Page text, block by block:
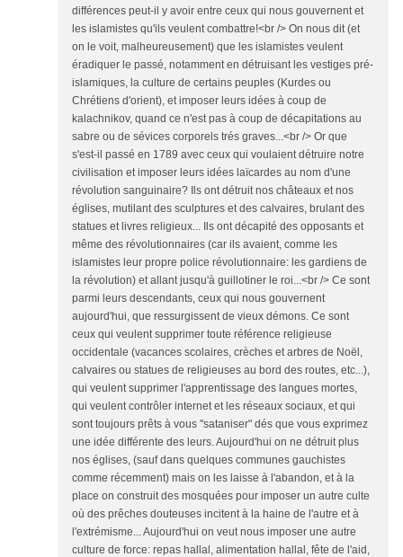
différences peut-il y avoir entre ceux qui nous gouvernent et
les islamistes qu'ils veulent combattre!<br /> On nous dit (et
on le voit, malheureusement) que les islamistes veulent
éradiquer le passé, notamment en détruisant les vestiges pré-
islamiques, la culture de certains peuples (Kurdes ou
Chrétiens d'orient), et imposer leurs idées à coup de
kalachnikov, quand ce n'est pas à coup de décapitations au
sabre ou de sévices corporels trés graves...<br /> Or que
s'est-il passé en 1789 avec ceux qui voulaient détruire notre
civilisation et imposer leurs idées laïcardes au nom d'une
révolution sanguinaire? Ils ont détruit nos châteaux et nos
églises, mutilant des sculptures et des calvaires, brulant des
statues et livres religieux... Ils ont décapité des opposants et
même des révolutionnaires (car ils avaient, comme les
islamistes leur propre police révolutionnaire: les gardiens de
la révolution) et allant jusqu'à guillotiner le roi...<br /> Ce sont
parmi leurs descendants, ceux qui nous gouvernent
aujourd'hui, que ressurgissent de vieux démons. Ce sont
ceux qui veulent supprimer toute référence religieuse
occidentale (vacances scolaires, crèches et arbres de Noël,
calvaires ou statues de religieuses au bord des routes, etc...),
qui veulent supprimer l'apprentissage des langues mortes,
qui veulent contrôler internet et les réseaux sociaux, et qui
sont toujours prêts à vous "sataniser" dés que vous exprimez
une idée différente des leurs. Aujourd'hui on ne détruit plus
nos églises, (sauf dans quelques communes gauchistes
comme récemment) mais on les laisse à l'abandon, et à la
place on construit des mosquées pour imposer un autre culte
où des prêches douteuses incitent à la haine de l'autre et à
l'extrémisme... Aujourd'hui on veut nous imposer une autre
culture de force: repas hallal, alimentation hallal, fête de l'aid,